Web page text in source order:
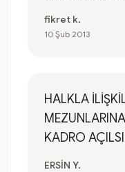
fikret k.
10 Şub 2013
HALKLA
KADRO
ERSİN Y.